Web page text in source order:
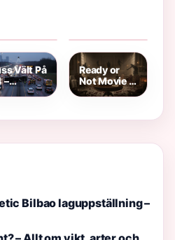
och storlek
Vält På
–
Ready or
Not Movie –
Handling,
Bilbao laguppställning –